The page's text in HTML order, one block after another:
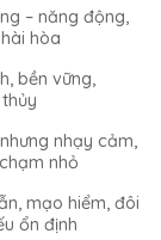
– năng động,
hòa
bền vững,
nhạy cảm,
nhỏ
mạo hiểm, đôi
ổn định